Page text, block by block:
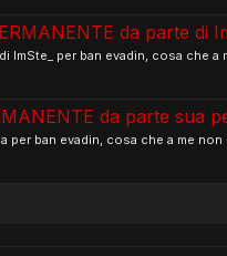
da parte di
ImSte_ per ban evadin, cosa che
da parte sua
per ban evadin, cosa che a me